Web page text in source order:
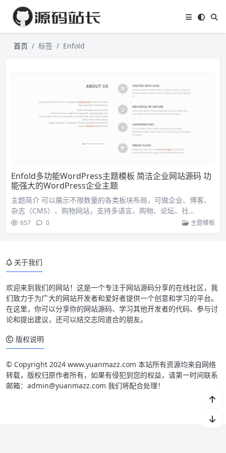
首页 标签 Enfold
Enfold多功能WordPress主题模板 简洁企业网站源码 功
能强大的WordPress企业主题
主题简介 可以展示不限数量的各类板块布局，可做企业、博客、
杂志（CMS）、购物网站，支持多语言、购物、论坛、社…
657 0 主题模板
关于我们
欢迎来到我们的网站！这是一个专注于网站源码分享的在线社区，我
们致力于为广大的网站开发者和爱好者提供一个创意和学习的平台。
在这里，你可以分享你的网站源码、学习其他开发者的代码、参与讨
论和提出建议，还可以结交志同道合的朋友。
版权说明
© Copyright 2024 www.yuanmazz.com 本站所有资源均来自网络
转载，版权归原作者所有，如果有侵犯到您的权益，请第一时间联系
邮箱：admin@yuanmazz.com 我们将配合处理！